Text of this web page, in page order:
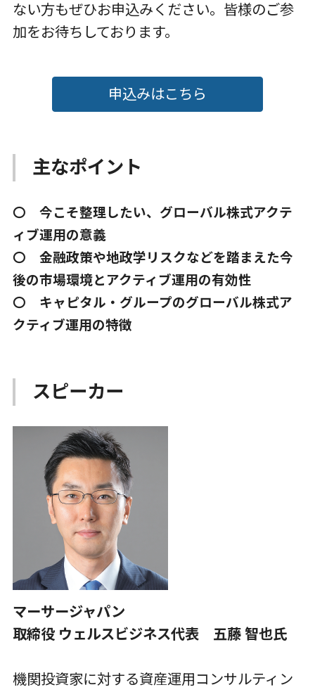
ない方もぜひお申込みください。皆様のご参
加をお待ちしております。
申込みはこちら
主なポイント
〇 今こそ整理したい、グローバル株式アクテ
ィブ運用の意義
〇 金融政策や地政学リスクなどを踏まえた今
後の市場環境とアクティブ運用の有効性
〇 キャピタル・グループのグローバル株式ア
クティブ運用の特徴
スピーカー
マーサージャパン
取締役 ウェルスビジネス代表 五藤 智也氏
機関投資家に対する資産運用コンサルティン